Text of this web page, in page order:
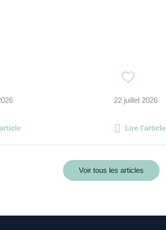
22 juillet 2026
Lire l'article
Voir tous les articles